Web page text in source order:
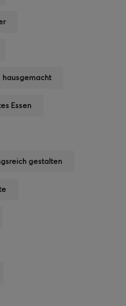
hausgemacht
Essen
gestalten